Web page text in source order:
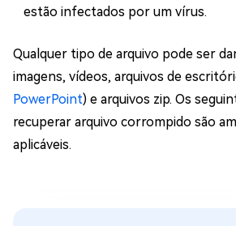
estão infectados por um vírus.
Qualquer tipo de arquivo pode ser
imagens, vídeos, arquivos de
PowerPoint) e arquivos zip. Os
recuperar arquivo corrompido são
aplicáveis.